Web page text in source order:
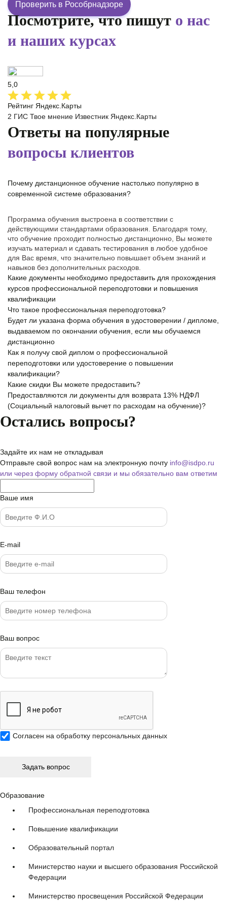
Проверить в Рособрнадзоре
Посмотрите, что пишут о нас
и наших курсах
5,0
Рейтинг Яндекс.Карты
2 ГИС Твое мнение Известник Яндекс.Карты
Ответы на популярные
вопросы клиентов
Почему дистанционное обучение настолько популярно в
современной системе образования?
Программа обучения выстроена в соответствии с
действующими стандартами образования. Благодаря тому,
что обучение проходит полностью дистанционно, Вы можете
изучать материал и сдавать тестирования в любое удобное
для Вас время, что значительно повышает объем знаний и
навыков без дополнительных расходов.
Какие документы необходимо предоставить для прохождения
курсов профессиональной переподготовки и повышения
квалификации
Что такое профессиональная переподготовка?
Будет ли указана форма обучения в удостоверении / дипломе,
выдаваемом по окончании обучения, если мы обучаемся
дистанционно
Как я получу свой диплом о профессиональной
переподготовки или удостоверение о повышении
квалификации?
Какие скидки Вы можете предоставить?
Предоставляются ли документы для возврата 13% НДФЛ
(Социальный налоговый вычет по расходам на обучение)?
Остались вопросы?
Задайте их нам не откладывая
Отправьте свой вопрос нам на электронную почту info@isdpo.ru
или через форму обратной связи и мы обязательно вам ответим
Ваше имя
E-mail
Ваш телефон
Ваш вопрос
Согласен на обработку персональных данных
Образование
Профессиональная переподготовка
Повышение квалификации
Образовательный портал
Министерство науки и высшего образования Российской
Федерации
Министерство просвещения Российской Федерации